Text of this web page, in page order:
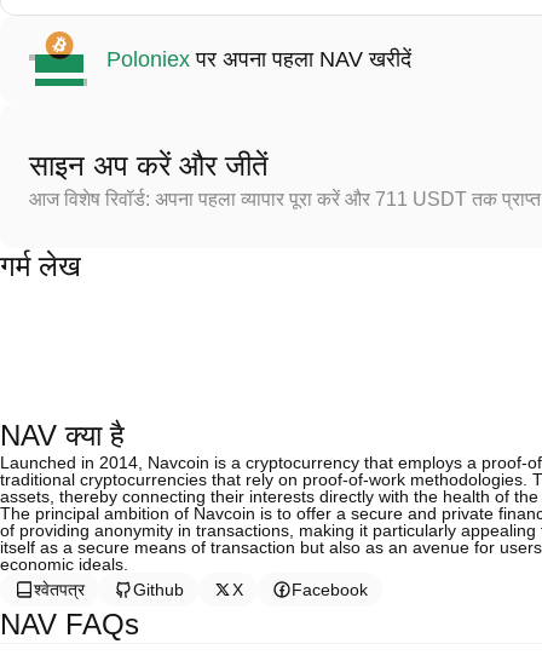
Poloniex पर अपना पहला NAV खरीदें
साइन अप करें और जीतें
आज विशेष रिवॉर्ड: अपना पहला व्यापार पूरा करें और 711 USDT तक
गर्म लेख
NAV क्या है
Launched in 2014, Navcoin is a cryptocurrency that employs a
traditional cryptocurrencies that rely on proof-of-work
assets, thereby connecting their interests directly with the health of
The principal ambition of Navcoin is to offer a secure and private
of providing anonymity in transactions, making it particularly
itself as a secure means of transaction but also as an avenue for
economic ideals.
श्वेतपत्र
Github X Facebook
NAV FAQs